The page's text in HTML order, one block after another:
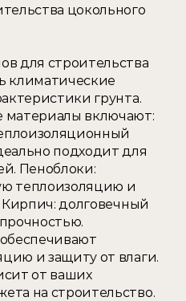
для строительства
климатические
грунта.
материалы включают:
подходит для
Пеноблоки:
теплоизоляцию и
Кирпич: долговечный
и защиту от влаги.
от ваших
на строительство.